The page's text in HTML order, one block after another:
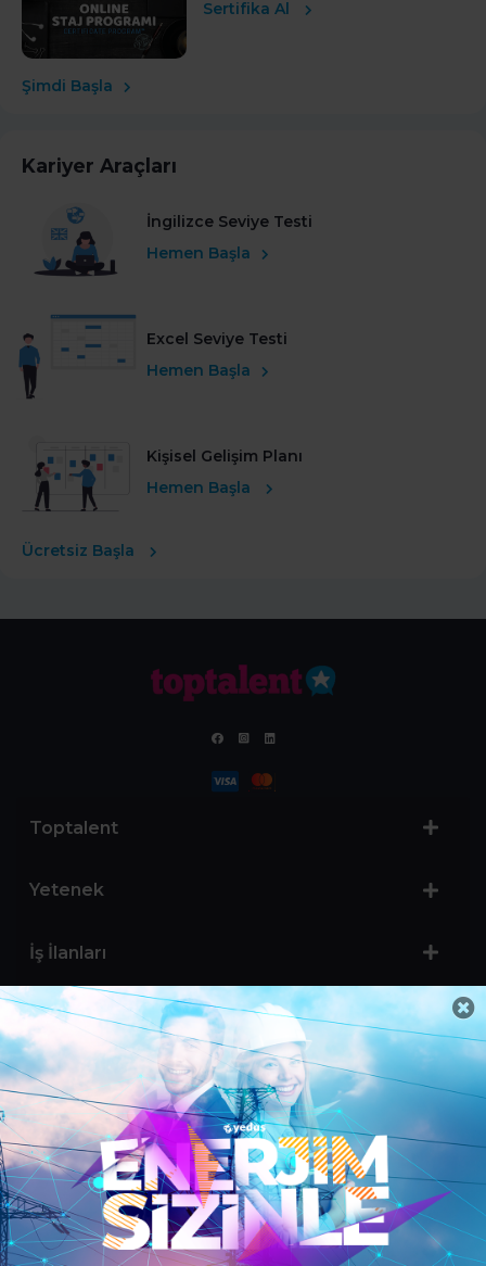
Sertifika Al
Şimdi Başla
Kariyer Araçları
İngilizce Seviye Testi
Hemen Başla
Excel Seviye Testi
Hemen Başla
Kişisel Gelişim Planı
Hemen Başla
Ücretsiz Başla
Toptalent
Yetenek
İş İlanları
Sertifika Programları
Yetenek Testleri
İşveren